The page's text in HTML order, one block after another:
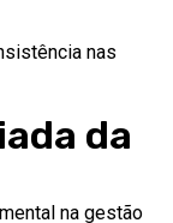
nas
da
na gestão